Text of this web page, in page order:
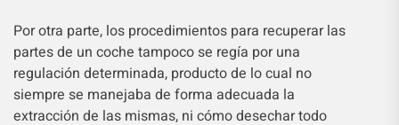
Por otra parte, los procedimientos para recuperar las
partes de un coche tampoco se regía por una
regulación determinada, producto de lo cual no
siempre se manejaba de forma adecuada la
extracción de las mismas, ni cómo desechar todo